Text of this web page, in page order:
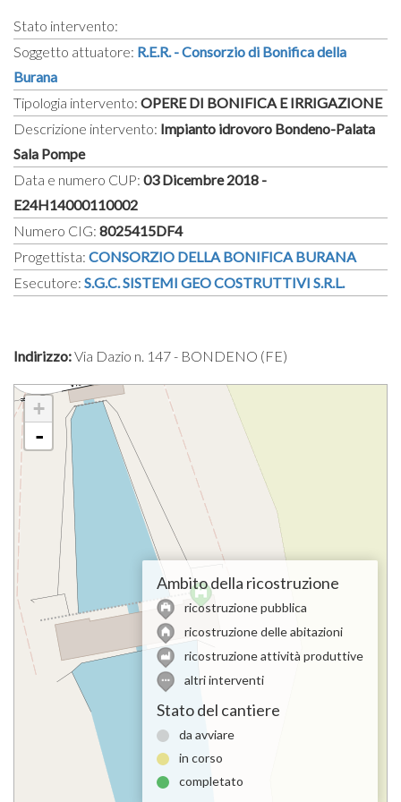
Stato intervento:
Soggetto attuatore: R.E.R. - Consorzio di Bonifica della
Burana
Tipologia intervento: OPERE DI BONIFICA E IRRIGAZIONE
Descrizione intervento: Impianto idrovoro Bondeno-Palata
Sala Pompe
Data e numero CUP: 03 Dicembre 2018 -
E24H14000110002
Numero CIG: 8025415DF4
Progettista: CONSORZIO DELLA BONIFICA BURANA
Esecutore: S.G.C. SISTEMI GEO COSTRUTTIVI S.R.L.
Indirizzo:Via Dazio n. 147 - BONDENO (FE)
+
-
Ambito della ricostruzione
ricostruzione pubblica
ricostruzione delle abitazioni
ricostruzione attività produttive
altri interventi
Stato del cantiere
da avviare
in corso
completato